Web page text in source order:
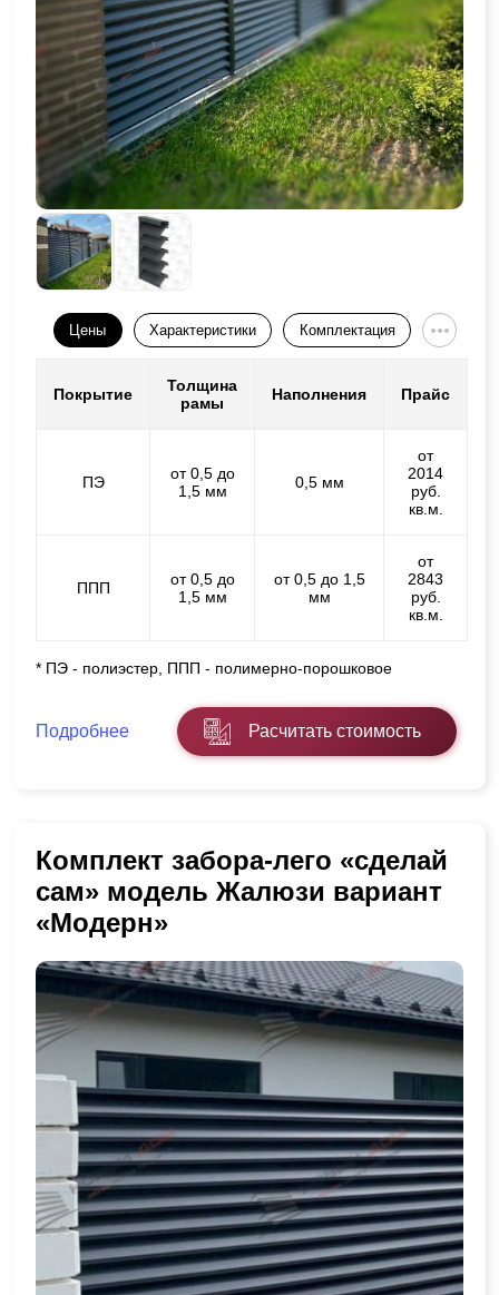
Цены Характеристики Комплектация
Покрытие
Толщина
рамы
Наполнения Прайс
ПЭ
от 0,5 до
1,5 мм
0,5 мм
от
2014
руб.
кв.м.
ППП
от 0,5 до
1,5 мм
от 0,5 до 1,5
мм
от
2843
руб.
кв.м.
* ПЭ - полиэстер, ППП - полимерно-порошковое
Подробнее Расчитать стоимость
Комплект забора-лего «сделай
сам» модель Жалюзи вариант
«Модерн»